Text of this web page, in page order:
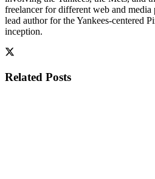
freelancer for different web and media
lead author for the Yankees-centered
inception.
Related Posts